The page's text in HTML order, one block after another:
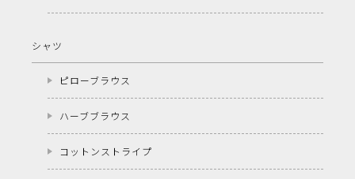
シャツ
ピローブラウス
ハーブブラウス
コットンストライプ